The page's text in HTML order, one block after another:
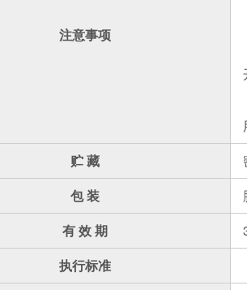
注意事项
贮 藏
包 装
有 效 期
执行标准